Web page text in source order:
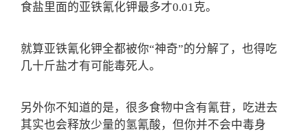
食盐里面的亚铁氰化钾最多才0.01克。
就算亚铁氰化钾全都被你“神奇”的分解了，也得吃
几十斤盐才有可能毒死人。
另外你不知道的是，很多食物中含有氰苷，吃进去
其实也会释放少量的氢氰酸，但你并不会中毒身